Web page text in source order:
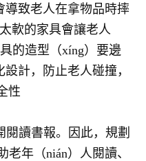
導致老人在拿物品時摔
軟的家具會讓老人
的造型（xíng）要邊
設計，防止老人碰撞，
性
讀書報。因此，規劃
年（nián）人閱讀、